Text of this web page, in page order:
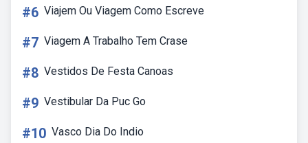
#6 Viajem Ou Viagem Como Escreve
#7 Viagem A Trabalho Tem Crase
#8 Vestidos De Festa Canoas
#9 Vestibular Da Puc Go
#10 Vasco Dia Do Indio